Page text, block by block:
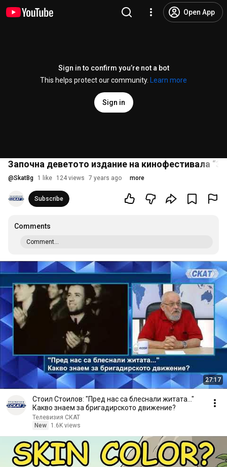
Open App
Sign in to confirm you’re not a bot
This helps protect our community.
Learn more
Sign in
Започна деветото издание на кинофестивала
@SkatBg 1 like 124 views 7 years ago more
Subscribe
Comments
Comment...
27:17
Стоил Стоилов: "Пред нас са блеснали житата..."
Какво знаем за бригадирското движение?
Телевизия СКАТ
New
1.6K views